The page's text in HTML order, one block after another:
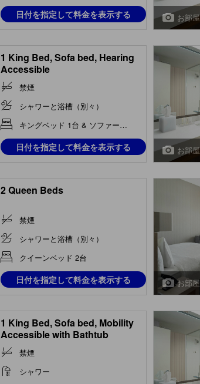
日付を指定して料金を表示する お部
1 King Bed, Sofa bed, Hearing
Accessible
禁煙
シャワーと浴槽（別々）
キングベッド 1台 & ソファーベッド 1台
日付を指定して料金を表示する お部
2 Queen Beds
禁煙
シャワーと浴槽（別々）
クイーンベッド 2台
日付を指定して料金を表示する お部
1 King Bed, Sofa bed, Mobility
Accessible with Bathtub
禁煙
シャワー